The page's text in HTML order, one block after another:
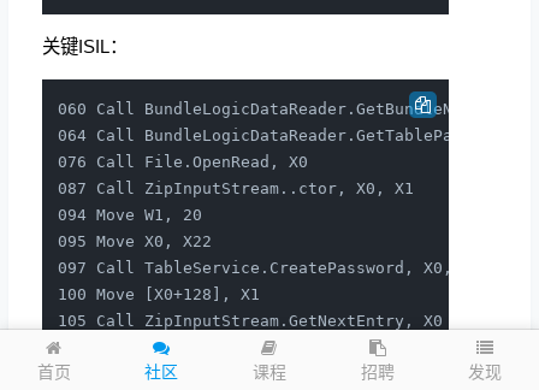
首页 社区 课程 招聘 发现
关键ISIL：
060 Call
064 Call
076 Call File.OpenRead, X0
087 Call ZipInputStream..ctor, X0, X1
094 Move W1, 20
095 Move X0, X22
097 Call TableService.CreatePassword, X0, X1
100 Move [X0+128], X1
105 Call ZipInputStream.GetNextEntry, X0
113 Call String.ToLower …116 op_Inequality